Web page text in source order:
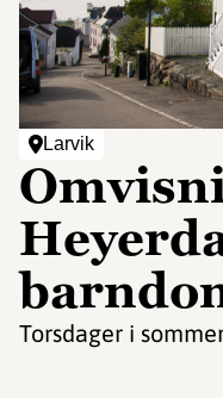
Larvik
Torsdager i